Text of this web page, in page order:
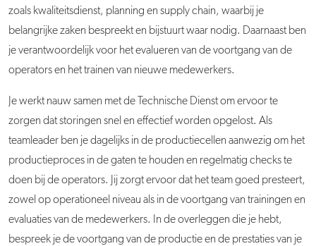
zoals kwaliteitsdienst, planning en supply chain, waarbij je
belangrijke zaken bespreekt en bijstuurt waar nodig. Daarnaast ben
je verantwoordelijk voor het evalueren van de voortgang van de
operators en het trainen van nieuwe medewerkers.
Je werkt nauw samen met de Technische Dienst om ervoor te
zorgen dat storingen snel en effectief worden opgelost. Als
teamleader ben je dagelijks in de productiecellen aanwezig om het
productieproces in de gaten te houden en regelmatig checks te
doen bij de operators. Jij zorgt ervoor dat het team goed presteert,
zowel op operationeel niveau als in de voortgang van trainingen en
evaluaties van de medewerkers. In de overleggen die je hebt,
bespreek je de voortgang van de productie en de prestaties van je